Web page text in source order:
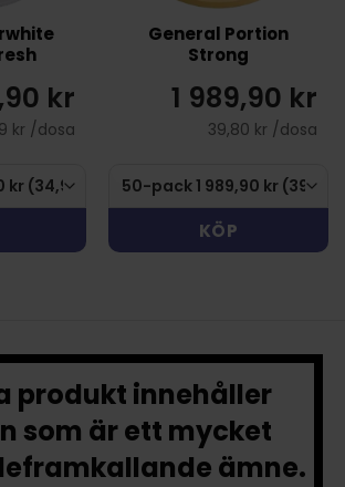
kr
kr /dosa
General Portion
Strong
1 989,90 kr
39,80 kr /dosa
KÖP
produkt innehåller
som är ett mycket
ämne.